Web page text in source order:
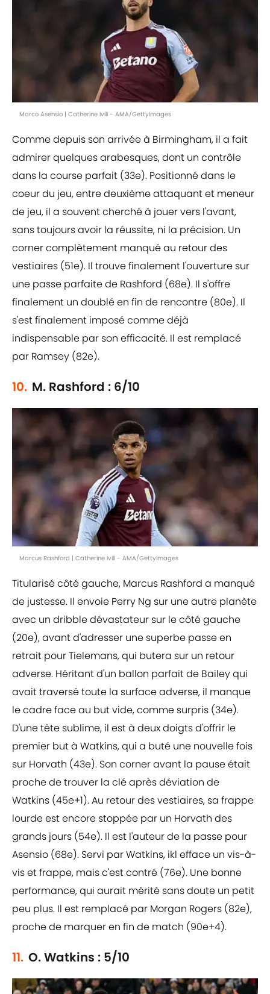
Marco Asensio | Catherine Ivill - AMA/GettyImages
Comme depuis son arrivée à Birmingham, il a fait
admirer quelques arabesques, dont un contrôle
dans la course parfait (33e). Positionné dans le
coeur du jeu, entre deuxième attaquant et meneur
de jeu, il a souvent cherché à jouer vers l'avant,
sans toujours avoir la réussite, ni la précision. Un
corner complètement manqué au retour des
vestiaires (51e). Il trouve finalement l'ouverture sur
une passe parfaite de Rashford (68e). Il s'offre
finalement un doublé en fin de rencontre (80e). Il
s'est finalement imposé comme déjà
indispensable par son efficacité. Il est remplacé
par Ramsey (82e).
10. M. Rashford : 6/10
Marcus Rashford | Catherine Ivill - AMA/GettyImages
Titularisé côté gauche, Marcus Rashford a manqué
de justesse. Il envoie Perry Ng sur une autre planète
avec un dribble dévastateur sur le côté gauche
(20e), avant d'adresser une superbe passe en
retrait pour Tielemans, qui butera sur un retour
adverse. Héritant d'un ballon parfait de Bailey qui
avait traversé toute la surface adverse, il manque
le cadre face au but vide, comme surpris (34e).
D'une tête sublime, il est à deux doigts d'offrir le
premier but à Watkins, qui a buté une nouvelle fois
sur Horvath (43e). Son corner avant la pause était
proche de trouver la clé après déviation de
Watkins (45e+1). Au retour des vestiaires, sa frappe
lourde est encore stoppée par un Horvath des
grands jours (54e). Il est l'auteur de la passe pour
Asensio (68e). Servi par Watkins, ikl efface un vis-à-
vis et frappe, mais c'est contré (76e). Une bonne
performance, qui aurait mérité sans doute un petit
peu plus. Il est remplacé par Morgan Rogers (82e),
proche de marquer en fin de match (90e+4).
11. O. Watkins : 5/10